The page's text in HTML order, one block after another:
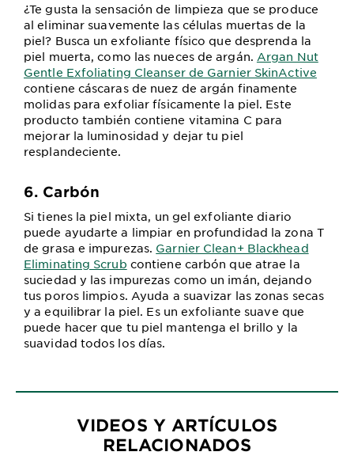
¿Te gusta la sensación de limpieza que se produce
al eliminar suavemente las células muertas de la
piel? Busca un exfoliante físico que desprenda la
piel muerta, como las nueces de argán. Argan Nut
Gentle Exfoliating Cleanser de Garnier SkinActive
contiene cáscaras de nuez de argán finamente
molidas para exfoliar físicamente la piel. Este
producto también contiene vitamina C para
mejorar la luminosidad y dejar tu piel
resplandeciente.
6. Carbón
Si tienes la piel mixta, un gel exfoliante diario
puede ayudarte a limpiar en profundidad la zona T
de grasa e impurezas. Garnier Clean+ Blackhead
Eliminating Scrub contiene carbón que atrae la
suciedad y las impurezas como un imán, dejando
tus poros limpios. Ayuda a suavizar las zonas secas
y a equilibrar la piel. Es un exfoliante suave que
puede hacer que tu piel mantenga el brillo y la
suavidad todos los días.
VIDEOS Y ARTÍCULOS
RELACIONADOS